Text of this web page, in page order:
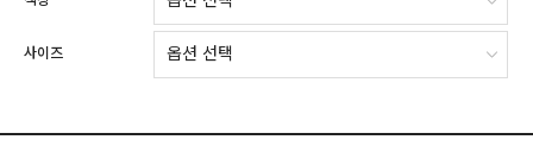
사이즈